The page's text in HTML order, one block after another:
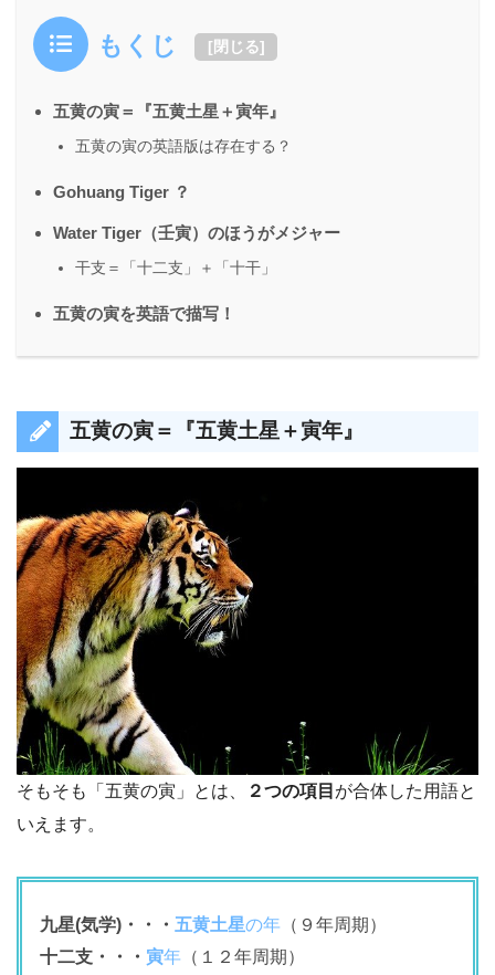
もくじ [閉じる]
五黄の寅＝『五黄土星＋寅年』
五黄の寅の英語版は存在する？
Gohuang Tiger ？
Water Tiger（壬寅）のほうがメジャー
干支＝「十二支」＋「十干」
五黄の寅を英語で描写！
五黄の寅＝『五黄土星＋寅年』
そもそも「五黄の寅」とは、 ２つの項目 が合体した用語と
いえます。
九星(気学)・・・ 五黄土星の年 （９年周期）
十二支・・・ 寅年 （１２年周期）